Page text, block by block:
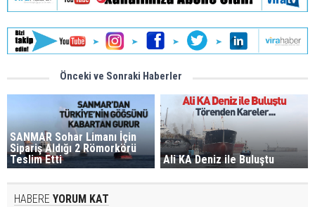
Önceki ve Sonraki Haberler
SANMAR Sohar Limanı İçin
Sipariş Aldığı 2 Römorkörü
Teslim Etti
Ali KA Deniz ile Buluştu
HABERE YORUM KAT